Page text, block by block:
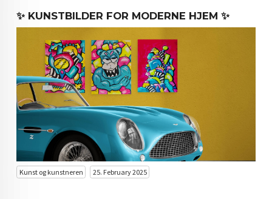
KUNST OG KUNSTNEREN
MALERIER BLOGG
ARTIKLER OM KUNST
INTERIØR OG KUNST
KUNSTSTILER
FARGETEORI
✨ KUNSTBILDER FOR MODERNE HJEM ✨
Kunst og kunstneren 25. February 2025